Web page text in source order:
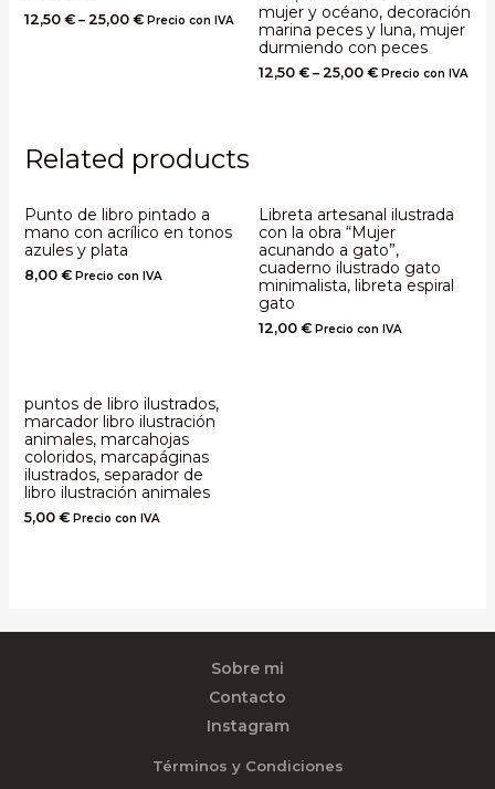
12,50 €– 25,00 € Precio con IVA
mujer y océano, decoración
marina peces y luna, mujer
durmiendo con peces
12,50 € – 25,00 € Precio con IVA
Related products
Punto de libro pintado a
mano con acrílico en tonos
azules y plata
8,00 € Precio con IVA
Libreta artesanal ilustrada
con la obra “Mujer
acunando a gato”,
cuaderno ilustrado gato
minimalista, libreta espiral
gato
12,00 € Precio con IVA
puntos de libro ilustrados,
marcador libro ilustración
animales, marcahojas
coloridos, marcapáginas
ilustrados, separador de
libro ilustración animales
5,00 € Precio con IVA
Sobre mi
Contacto
Instagram
Términos y Condiciones